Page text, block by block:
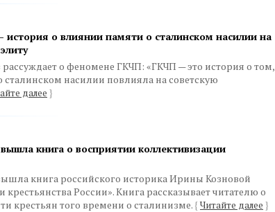
о влиянии памяти о сталинском насилии на
о феномене ГКЧП: «ГКЧП — это история о том,
сталинском насилии повлияла на советскую
далее }
книга о восприятии коллективизации
книга российского историка Ирины Козновой
крестьянства России». Книга рассказывает читателю о
крестьян того времени о сталинизме. { Читайте далее }